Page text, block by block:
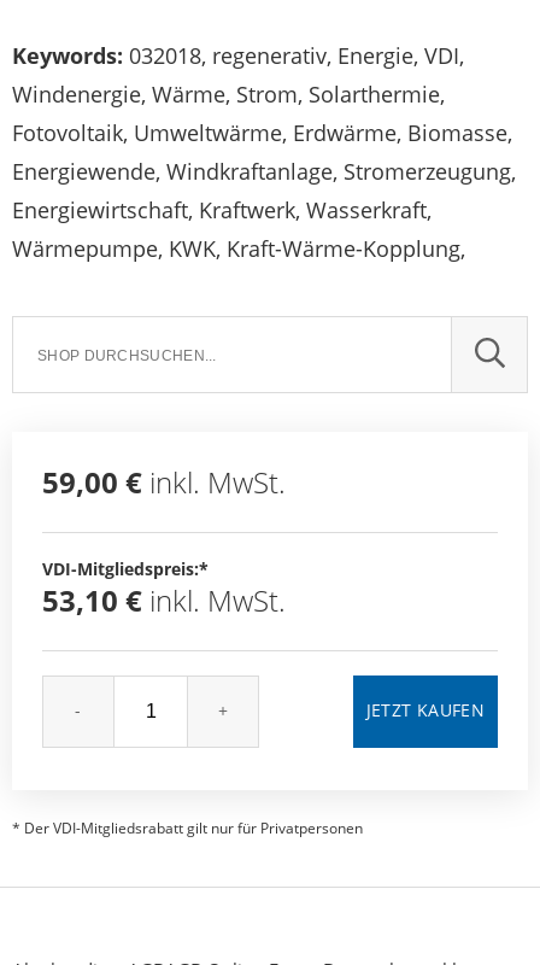
Keywords: 032018, regenerativ, Energie, VDI,
Windenergie, Wärme, Strom, Solarthermie,
Fotovoltaik, Umweltwärme, Erdwärme, Biomasse,
Energiewende, Windkraftanlage, Stromerzeugung,
Energiewirtschaft, Kraftwerk, Wasserkraft,
Wärmepumpe, KWK, Kraft-Wärme-Kopplung,
59,00 € inkl. MwSt.
VDI-Mitgliedspreis:*
53,10 € inkl. MwSt.
- +
* Der VDI-Mitgliedsrabatt gilt nur für Privatpersonen